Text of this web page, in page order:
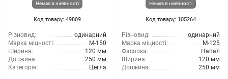
Немає в наявності
Код товару: 49809
Різновид:
одинарний
Марка міцності:
М-150
Ширина:
120 мм
Довжина:
250 мм
Категорія:
Цегла
Немає в наявності
Код товару: 105264
Різновид:
одинарний
Марка міцності:
М-125
Фасовка:
Навал
Ширина:
120 мм
Довжина:
250 мм